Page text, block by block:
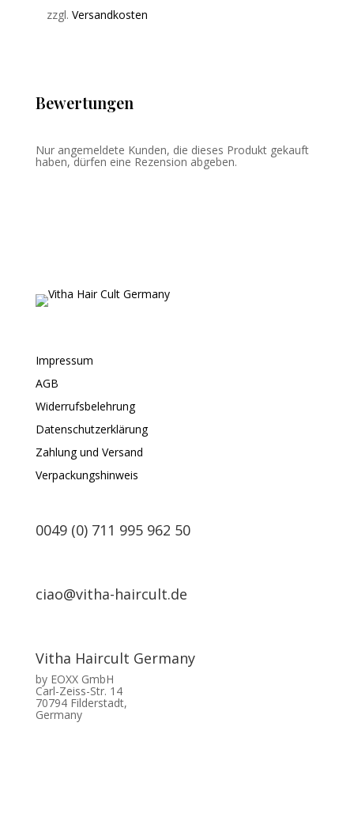
zzgl. Versandkosten
Bewertungen
Nur angemeldete Kunden, die dieses Produkt gekauft
haben, dürfen eine Rezension abgeben.
Impressum
AGB
Widerrufsbelehrung
Datenschutzerklärung
Zahlung und Versand
Verpackungshinweis
0049 (0) 711 995 962 50
ciao@vitha-haircult.de
Vitha Haircult Germany
by EOXX GmbH
Carl-Zeiss-Str. 14
70794 Filderstadt,
Germany